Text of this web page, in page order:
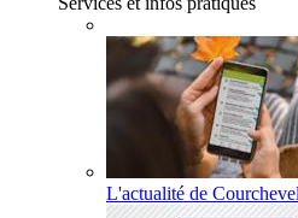
L'actualité de